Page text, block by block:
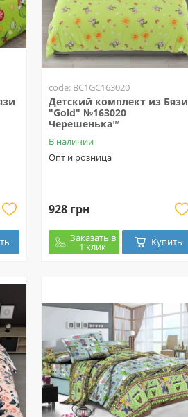
code: BC1GC163020
Детский комплект из Бязи
"Gold" №163020
Черешенька™
В наличии
Опт и розница
928 грн
Заказать в
1 клик Купить